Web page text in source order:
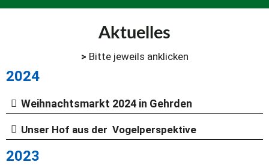
Aktuelles
> Bitte jeweils anklicken
2024
Weihnachtsmarkt 2024 in Gehrden
Unser Hof aus der Vogelperspektive
2023